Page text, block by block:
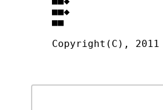
■■◆
■■
Copyright(C),